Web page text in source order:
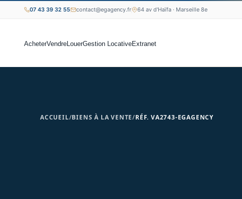
07 43 39 32 55 contact@egagency.fr 64 av d'Haïfa · Marseille 8e
AcheterVendreLouerGestion LocativeExtranet
ACCUEIL/BIENS À LA VENTE/RÉF. VA2743-EGAGENCY